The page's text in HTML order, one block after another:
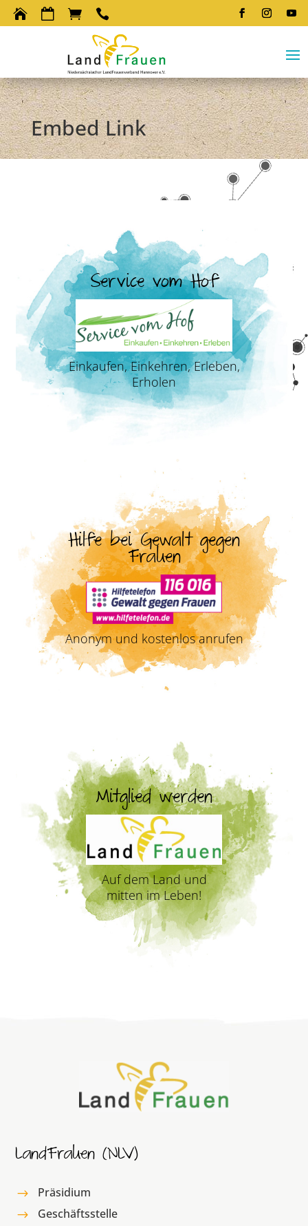
   
Embed Link
Service vom Hof
Einkaufen, Einkehren, Erleben,
Erholen
Hilfe bei Gewalt gegen
Frauen
Anonym und kostenlos anrufen
Mitglied werden
Auf dem Land und
mitten im Leben!
LandFrauen (NLV)
$ Präsidium
$ Geschäftsstelle